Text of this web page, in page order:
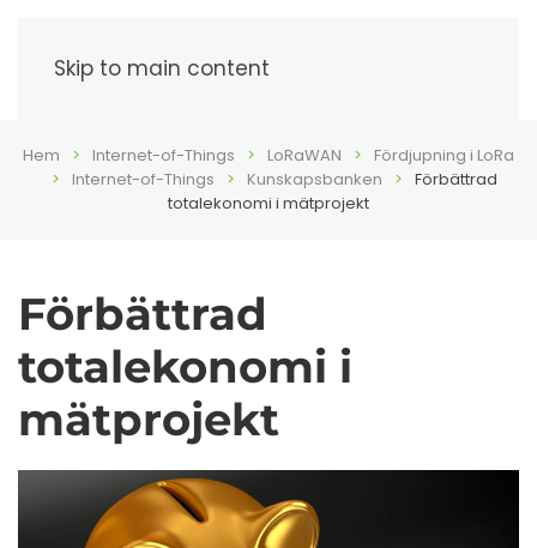
Skip to main content
Hem Internet-of-Things LoRaWAN
Fördjupning i LoRa
Internet-of-Things
Kunskapsbanken
Förbättrad
totalekonomi i mätprojekt
Förbättrad
totalekonomi i
mätprojekt